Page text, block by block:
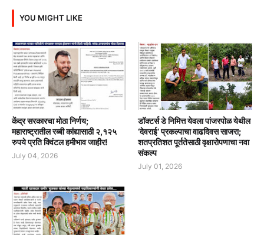
YOU MIGHT LIKE
केंद्र सरकारचा मोठा निर्णय;
महाराष्ट्रातील रब्बी कांद्यासाठी २,१२५
रुपये प्रति क्विंटल हमीभाव जाहीर!
July 04, 2026
डॉक्टर्स डे निमित्त येवला पांजरपोळ येथील
‘देवराई’ प्रकल्पाचा वाढदिवस साजरा;
शतप्रतिशत पूर्ततेसाठी वृक्षारोपणाचा नवा
संकल्प
July 01, 2026